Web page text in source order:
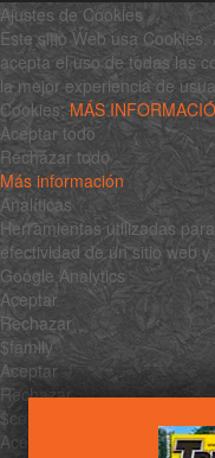
Ajustes de Cookies
Este sitio Web usa
acepta el uso de todas las
la mejor experiencia de
Cookies:MÁS
Aceptar todo
Rechazar todo
Más información
Analíticas
Herramientas utilizadas
efectividad de un sitio web
Google Analytics
Aceptar
Rechazar
$family
Aceptar
Rechazar
$constructor
Aceptar